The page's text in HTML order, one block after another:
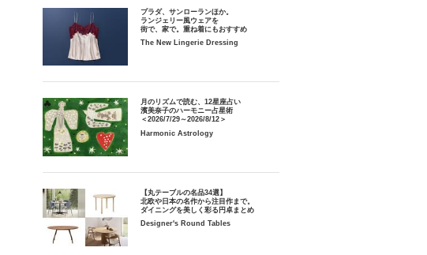
プラダ、サンローランほか。
ランジェリー風ウェアを
街で、家で。重ね着にもおすすめ
The New Lingerie Dressing
月のリズムで読む、12星座占い
濱美奈子のハーモニー占星術
＜2026/7/29～2026/8/12＞
Harmonic Astrology
【丸テーブルの名品34選】
北欧や日本の名作から注目作まで。
ダイニングを美しく彩る円卓まとめ
Designer's Round Tables